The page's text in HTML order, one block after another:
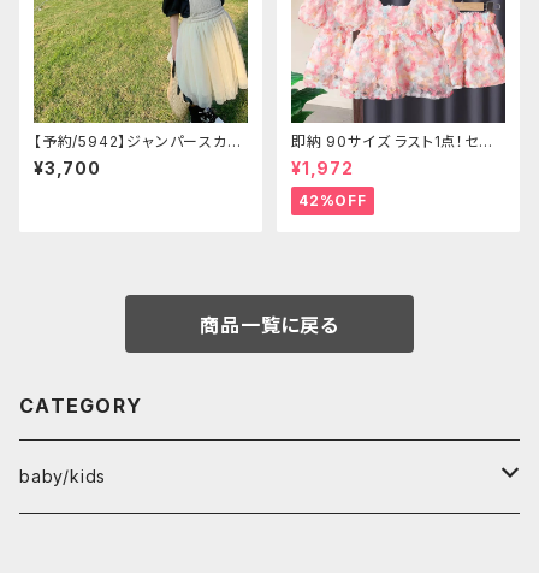
【予約/5942】ジャンパースカー
ト
¥3,700
即納 90サイズ ラスト1点！セー
ル！ セットアップ
¥1,972
42%OFF
商品一覧に戻る
CATEGORY
baby/kids